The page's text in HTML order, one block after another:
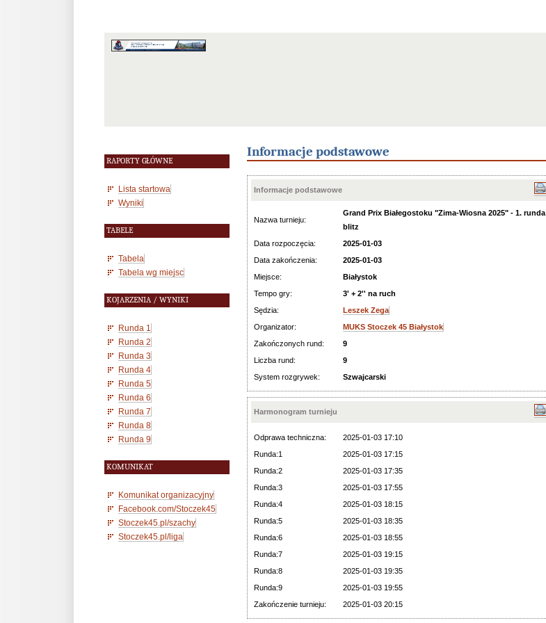
RAPORTY GŁÓWNE
Lista startowa
Wyniki
TABELE
Tabela
Tabela wg miejsc
KOJARZENIA / WYNIKI
Runda 1
Runda 2
Runda 3
Runda 4
Runda 5
Runda 6
Runda 7
Runda 8
Runda 9
KOMUNIKAT
Komunikat organizacyjny
Facebook.com/Stoczek45
Stoczek45.pl/szachy
Stoczek45.pl/liga
Informacje podstawowe
Informacje podstawowe
Nazwa turnieju:
Grand Prix Białegostoku "Zima-Wiosna 2025" - 1. runda
blitz
Data rozpoczęcia:
2025-01-03
Data zakończenia:
2025-01-03
Miejsce:
Białystok
Tempo gry:
3' + 2'' na ruch
Sędzia:
Leszek Zega
Organizator:
MUKS Stoczek 45 Białystok
Zakończonych rund:
9
Liczba rund:
9
System rozgrywek:
Szwajcarski
Harmonogram turnieju
Odprawa techniczna:
2025-01-03 17:10
Runda:1
2025-01-03 17:15
Runda:2
2025-01-03 17:35
Runda:3
2025-01-03 17:55
Runda:4
2025-01-03 18:15
Runda:5
2025-01-03 18:35
Runda:6
2025-01-03 18:55
Runda:7
2025-01-03 19:15
Runda:8
2025-01-03 19:35
Runda:9
2025-01-03 19:55
Zakończenie turnieju:
2025-01-03 20:15